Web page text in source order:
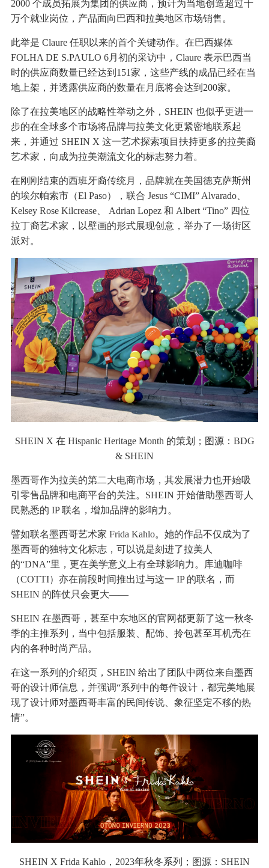
2000 个成员拓展为集团的供应商，预计为当地创造超过十
万个就业岗位，产品面向巴西和拉美地区市场销售。
此举是 Claure 任职以来的首个关键动作。在巴西媒体
FOLHA DE S.PAULO 6月初的采访中，Claure 表示巴西当
时的供应商数量已经达到151家，这些产线的成品已经在当
地上架，并透露供应商的数量在月底将会达到200家。
除了在拉美地区的战略性举动之外，SHEIN 也似乎更进一
步的在全球多个市场将品牌与拉美文化更紧密地联系起
来，并通过 SHEIN X 这一艺术探索项目扶持更多的拉美裔
艺术家，向成为拉美潮流文化的标志努力着。
在刚刚结束的西班牙裔传统月，品牌就在美国德克萨斯州
的埃尔帕索市（El Paso），联合 Jesus “CIMI” Alvarado、
Kelsey Rose Kilcrease、 Adrian Lopez 和 Albert “Tino” 四位
拉丁裔艺术家，以壁画的形式展现创意，举办了一场街区
派对。
SHEIN X 在 Hispanic Heritage Month 的策划；图源：BDG
& SHEIN
墨西哥作为拉美的第二大电商市场，其发展潜力也开始吸
引零售品牌和电商平台的关注。SHEIN 开始借助墨西哥人
民熟悉的 IP 联名，增加品牌的影响力。
譬如联名墨西哥艺术家 Frida Kahlo。她的作品不仅成为了
墨西哥的独特文化标志，可以说是刻进了拉美人
的“DNA”里，更在美学意义上有全球影响力。库迪咖啡
（COTTI）亦在前段时间推出过与这一 IP 的联名，而
SHEIN 的阵仗只会更大——
SHEIN 在墨西哥，甚至中东地区的官网都更新了这一秋冬
季的主推系列，当中包括服装、配饰、拎包甚至耳机壳在
内的各种时尚产品。
在这一系列的介绍页，SHEIN 给出了团队中两位来自墨西
哥的设计师信息，并强调“系列中的每件设计，都完美地展
现了设计师对墨西哥丰富的民间传说、象征坚定不移的热
情”。
SHEIN X Frida Kahlo，2023年秋冬系列；图源：SHEIN